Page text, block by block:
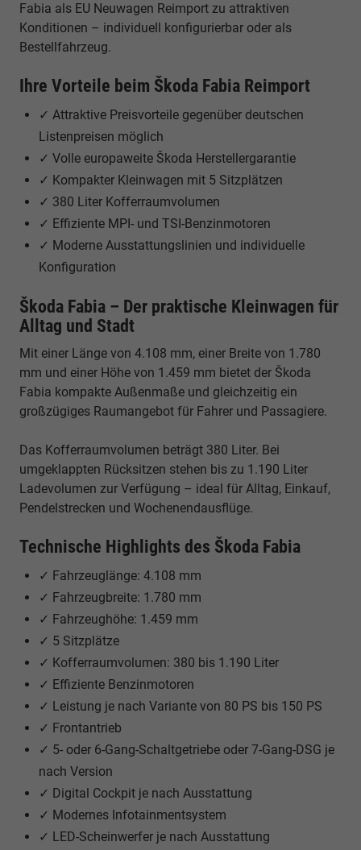
Fabia als EU Neuwagen Reimport zu attraktiven
Konditionen – individuell konfigurierbar oder als
Bestellfahrzeug.
Ihre Vorteile beim Škoda Fabia Reimport
✓ Attraktive Preisvorteile gegenüber deutschen
Listenpreisen möglich
✓ Volle europaweite Škoda Herstellergarantie
✓ Kompakter Kleinwagen mit 5 Sitzplätzen
✓ 380 Liter Kofferraumvolumen
✓ Effiziente MPI- und TSI-Benzinmotoren
✓ Moderne Ausstattungslinien und individuelle
Konfiguration
Škoda Fabia – Der praktische Kleinwagen für
Alltag und Stadt
Mit einer Länge von 4.108 mm, einer Breite von 1.780
mm und einer Höhe von 1.459 mm bietet der Škoda
Fabia kompakte Außenmaße und gleichzeitig ein
großzügiges Raumangebot für Fahrer und Passagiere.
Das Kofferraumvolumen beträgt 380 Liter. Bei
umgeklappten Rücksitzen stehen bis zu 1.190 Liter
Ladevolumen zur Verfügung – ideal für Alltag, Einkauf,
Pendelstrecken und Wochenendausflüge.
Technische Highlights des Škoda Fabia
✓ Fahrzeuglänge: 4.108 mm
✓ Fahrzeugbreite: 1.780 mm
✓ Fahrzeughöhe: 1.459 mm
✓ 5 Sitzplätze
✓ Kofferraumvolumen: 380 bis 1.190 Liter
✓ Effiziente Benzinmotoren
✓ Leistung je nach Variante von 80 PS bis 150 PS
✓ Frontantrieb
✓ 5- oder 6-Gang-Schaltgetriebe oder 7-Gang-DSG je
nach Version
✓ Digital Cockpit je nach Ausstattung
✓ Modernes Infotainmentsystem
✓ LED-Scheinwerfer je nach Ausstattung